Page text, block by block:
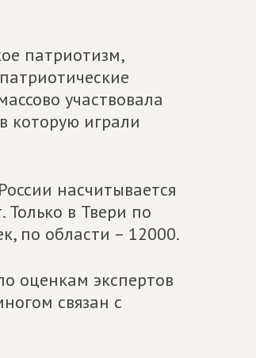
патриотизм,
участвовала
которую играли
насчитывается
Только в Твери по
по области – 12000.
оценкам экспертов
связан с